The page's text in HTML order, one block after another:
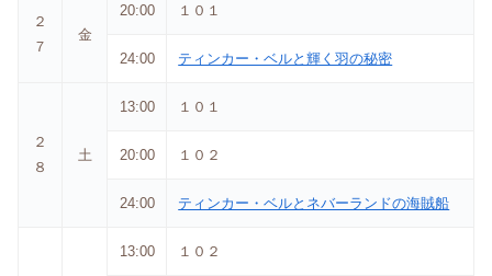
２
７
金
20:00 １０１
24:00 ティンカー・ベルと輝く羽の秘密
２
８
土
13:00 １０１
20:00 １０２
24:00 ティンカー・ベルとネバーランドの海賊船
13:00 １０２